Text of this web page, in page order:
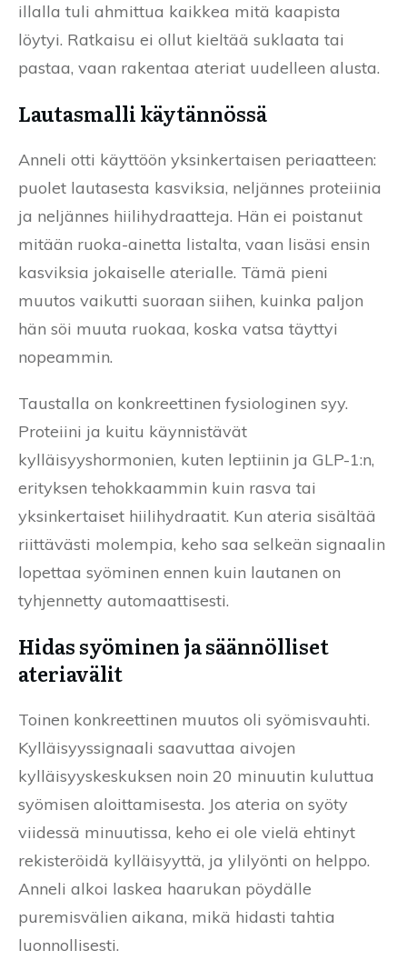
illalla tuli ahmittua kaikkea mitä kaapista
löytyi. Ratkaisu ei ollut kieltää suklaata tai
pastaa, vaan rakentaa ateriat uudelleen alusta.
Lautasmalli käytännössä
Anneli otti käyttöön yksinkertaisen periaatteen:
puolet lautasesta kasviksia, neljännes proteiinia
ja neljännes hiilihydraatteja. Hän ei poistanut
mitään ruoka-ainetta listalta, vaan lisäsi ensin
kasviksia jokaiselle aterialle. Tämä pieni
muutos vaikutti suoraan siihen, kuinka paljon
hän söi muuta ruokaa, koska vatsa täyttyi
nopeammin.
Taustalla on konkreettinen fysiologinen syy.
Proteiini ja kuitu käynnistävät
kylläisyyshormonien, kuten leptiinin ja GLP-1:n,
erityksen tehokkaammin kuin rasva tai
yksinkertaiset hiilihydraatit. Kun ateria sisältää
riittävästi molempia, keho saa selkeän signaalin
lopettaa syöminen ennen kuin lautanen on
tyhjennetty automaattisesti.
Hidas syöminen ja säännölliset
ateriavälit
Toinen konkreettinen muutos oli syömisvauhti.
Kylläisyyssignaali saavuttaa aivojen
kylläisyyskeskuksen noin 20 minuutin kuluttua
syömisen aloittamisesta. Jos ateria on syöty
viidessä minuutissa, keho ei ole vielä ehtinyt
rekisteröidä kylläisyyttä, ja ylilyönti on helppo.
Anneli alkoi laskea haarukan pöydälle
puremisvälien aikana, mikä hidasti tahtia
luonnollisesti.